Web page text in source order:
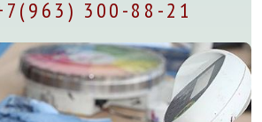
300-88-21